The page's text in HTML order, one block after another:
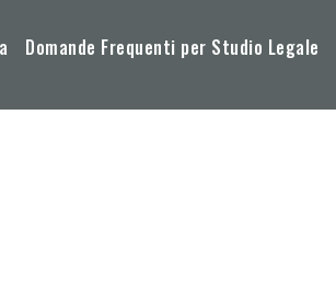
Domande Frequenti per Studio Legale